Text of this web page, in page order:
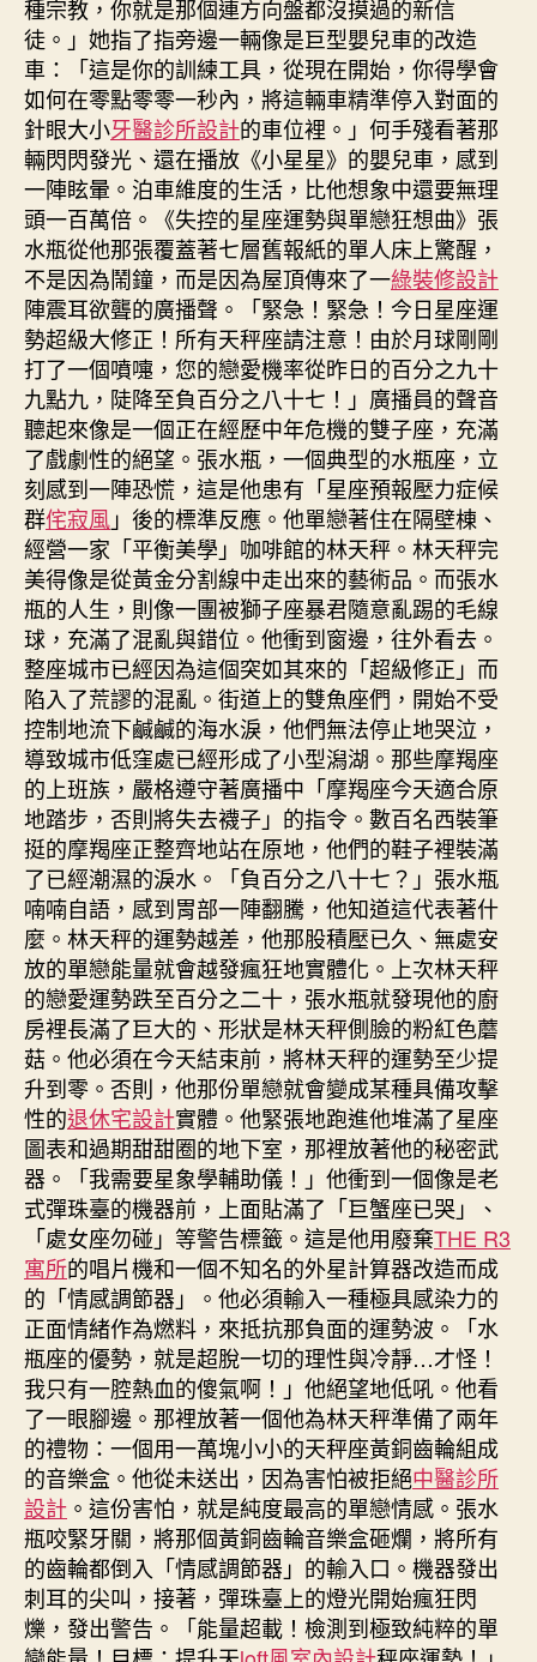
種宗教，你就是那個連方向盤都沒摸過的新信
徒。」她指了指旁邊一輛像是巨型嬰兒車的改造
車：「這是你的訓練工具，從現在開始，你得學會
如何在零點零零一秒內，將這輛車精準停入對面的
針眼大小牙醫診所設計的車位裡。」何手殘看著那
輛閃閃發光、還在播放《小星星》的嬰兒車，感到
一陣眩暈。泊車維度的生活，比他想象中還要無理
頭一百萬倍。《失控的星座運勢與單戀狂想曲》張
水瓶從他那張覆蓋著七層舊報紙的單人床上驚醒，
不是因為鬧鐘，而是因為屋頂傳來了一綠裝修設計
陣震耳欲聾的廣播聲。「緊急！緊急！今日星座運
勢超級大修正！所有天秤座請注意！由於月球剛剛
打了一個噴嚏，您的戀愛機率從昨日的百分之九十
九點九，陡降至負百分之八十七！」廣播員的聲音
聽起來像是一個正在經歷中年危機的雙子座，充滿
了戲劇性的絕望。張水瓶，一個典型的水瓶座，立
刻感到一陣恐慌，這是他患有「星座預報壓力症候
群侘寂風」後的標準反應。他單戀著住在隔壁棟、
經營一家「平衡美學」咖啡館的林天秤。林天秤完
美得像是從黃金分割線中走出來的藝術品。而張水
瓶的人生，則像一團被獅子座暴君隨意亂踢的毛線
球，充滿了混亂與錯位。他衝到窗邊，往外看去。
整座城市已經因為這個突如其來的「超級修正」而
陷入了荒謬的混亂。街道上的雙魚座們，開始不受
控制地流下鹹鹹的海水淚，他們無法停止地哭泣，
導致城市低窪處已經形成了小型潟湖。那些摩羯座
的上班族，嚴格遵守著廣播中「摩羯座今天適合原
地踏步，否則將失去襪子」的指令。數百名西裝筆
挺的摩羯座正整齊地站在原地，他們的鞋子裡裝滿
了已經潮濕的淚水。「負百分之八十七？」張水瓶
喃喃自語，感到胃部一陣翻騰，他知道這代表著什
麼。林天秤的運勢越差，他那股積壓已久、無處安
放的單戀能量就會越發瘋狂地實體化。上次林天秤
的戀愛運勢跌至百分之二十，張水瓶就發現他的廚
房裡長滿了巨大的、形狀是林天秤側臉的粉紅色蘑
菇。他必須在今天結束前，將林天秤的運勢至少提
升到零。否則，他那份單戀就會變成某種具備攻擊
性的退休宅設計實體。他緊張地跑進他堆滿了星座
圖表和過期甜甜圈的地下室，那裡放著他的秘密武
器。「我需要星象學輔助儀！」他衝到一個像是老
式彈珠臺的機器前，上面貼滿了「巨蟹座已哭」、
「處女座勿碰」等警告標籤。這是他用廢棄THE R3
寓所的唱片機和一個不知名的外星計算器改造而成
的「情感調節器」。他必須輸入一種極具感染力的
正面情緒作為燃料，來抵抗那負面的運勢波。「水
瓶座的優勢，就是超脫一切的理性與冷靜…才怪！
我只有一腔熱血的傻氣啊！」他絕望地低吼。他看
了一眼腳邊。那裡放著一個他為林天秤準備了兩年
的禮物：一個用一萬塊小小的天秤座黃銅齒輪組成
的音樂盒。他從未送出，因為害怕被拒絕中醫診所
設計 。這份害怕，就是純度最高的單戀情感。張水
瓶咬緊牙關，將那個黃銅齒輪音樂盒砸爛，將所有
的齒輪都倒入「情感調節器」的輸入口。機器發出
刺耳的尖叫，接著，彈珠臺上的燈光開始瘋狂閃
爍，發出警告。「能量超載！檢測到極致純粹的單